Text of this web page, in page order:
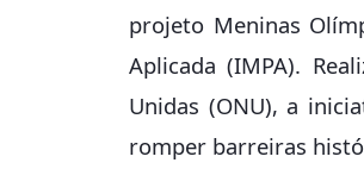
projeto Meninas
Aplicada (IMPA).
Unidas (ONU), a
romper barreiras